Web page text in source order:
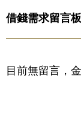
借錢需求留言板
目前無留言，